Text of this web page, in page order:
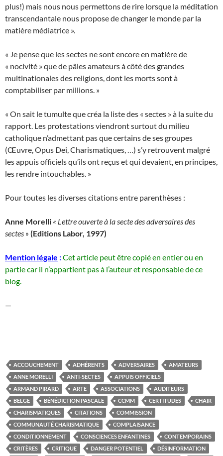
plus!) mais nous nous permettons de rire lorsque la méditation
transcendantale nous propose de changer le monde par la
matière médiatrice ».
« Je pense que les sectes ne sont encore en matière de
« nocivité » que de pâles amateurs à côté des grandes
multinationales des religions, dont les morts sont à
comptabiliser par millions. »
« On sait le tumulte que créa la liste des « sectes » à la suite du
rapport. Les protestations viendront surtout du milieu
catholique n’admettant pas que certains de ses groupes
(Œuvre, Opus Dei, Charismatiques, …) s’y retrouvent malgré
les appuis officiels qu’ils ont reçus et qui devaient, en principes,
les rendre intouchables. »
Pour toutes les diverses citations entre parenthèses :
Anne Morelli « Lettre ouverte à la secte des adversaires des
sectes » (Editions Labor, 1997)
Mention légale :Cet article peut être copié en entier ou en
partie car il n’appartient pas à l’auteur et responsable de ce
blog.
—
ACCOUCHEMENT ADHÉRENTS ADVERSAIRES
AMATEURS
ANNE MORELLI
ANTI-SECTES
APPUIS OFFICIELS
ARMAND PIRARD
ARTE ASSOCIATIONS
AUDITEURS
BELGE
BÉNÉDICTION PASCALE CCMM CERTITUDES
CHAIR
CHARISMATIQUES
CITATIONS
COMMISSION
COMMUNAUTÉ CHARISMATIQUE
COMPLAISANCE
CONDITIONNEMENT
CONSCIENCES ENFANTINES
CONTEMPORAINS
CRITÈRES
CRITIQUE DANGER POTENTIEL DÉSINFORMATION